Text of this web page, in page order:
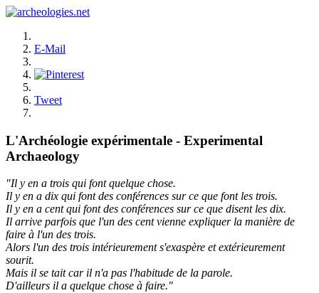
E-Mail
Tweet
L'Archéologie expérimentale - Experimental
Archaeology
"Il y en a trois qui font quelque chose.
Il y en a dix qui font des conférences sur ce que font les trois.
Il y en a cent qui font des conférences sur ce que disent les dix.
Il arrive parfois que l'un des cent vienne expliquer la manière de
faire à l'un des trois.
Alors l'un des trois intérieurement s'exaspère et extérieurement
sourit.
Mais il se tait car il n'a pas l'habitude de la parole.
D'ailleurs il a quelque chose à faire."